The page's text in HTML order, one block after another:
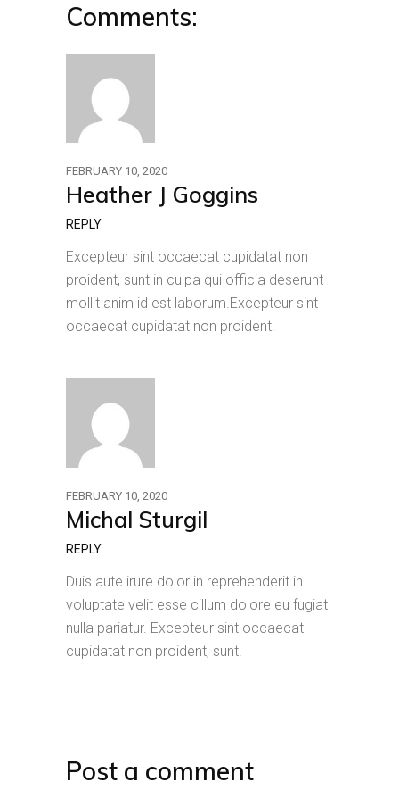
Comments:
FEBRUARY 10, 2020
Heather J Goggins
REPLY
Excepteur sint occaecat cupidatat non
proident, sunt in culpa qui officia deserunt
mollit anim id est laborum.Excepteur sint
occaecat cupidatat non proident.
FEBRUARY 10, 2020
Michal Sturgil
REPLY
Duis aute irure dolor in reprehenderit in
voluptate velit esse cillum dolore eu fugiat
nulla pariatur. Excepteur sint occaecat
cupidatat non proident, sunt.
Post a comment